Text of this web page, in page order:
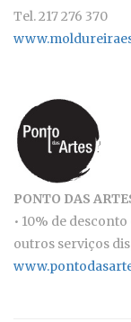
Tel. 217 276 370
PONTO DAS
• 10% de
outros serviços